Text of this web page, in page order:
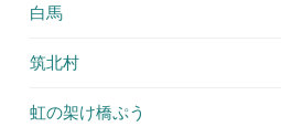
白馬
筑北村
虹の架け橋ぷう